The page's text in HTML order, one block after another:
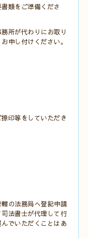
類をご準備くださ
所が代わりにお取り
申し付けください。
印等をしていただき
の法務局へ登記申請
法書士が代理して行
でいただくことはあ